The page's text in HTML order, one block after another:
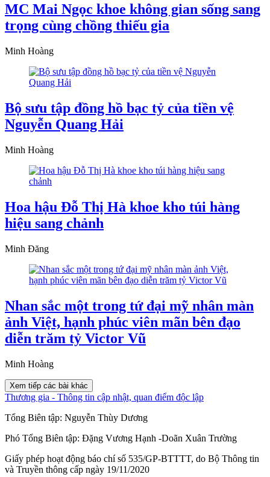
MC Mai Ngọc khoe không gian sống sang
trọng cùng chồng thiếu gia
Minh Hoàng
Bộ sưu tập đồng hồ bạc tỷ của tiền vệ
Nguyễn Quang Hải
Minh Hoàng
Hoa hậu Đỗ Thị Hà khoe kho túi hàng
hiệu sang chảnh
Minh Đăng
Nhan sắc một trong tứ đại mỹ nhân màn
ảnh Việt, hạnh phúc viên mãn bên đạo
diễn trăm tỷ Victor Vũ
Minh Hoàng
Xem tiếp các bài khác
Thương gia - Thông tin cập nhật, quan điểm độc lập
Tổng Biên tập: Nguyễn Thùy Dương
Phó Tổng Biên tập: Đặng Vương Hạnh -Doãn Xuân Trường
Giấy phép hoạt động báo chí số 535/GP-BTTTT, do Bộ Thông tin
và Truyền thông cấp ngày 19/11/2020